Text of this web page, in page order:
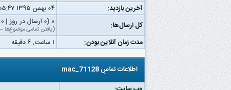
آخرین بازدید:
۰۴ بهمن ۱۳۹۵ ۰۵:۴۷ ب.ظ
کل ارسال‌ها:
۰ (۰ ارسال در روز | ۰ درصد از کل ارسال‌ها)
(یافتن تمامی موضوع‌ها
مدت زمان آنلاین بودن: ۱ ساعت, ۶ دقیقه
اطلاعات تماسِ mac_71128